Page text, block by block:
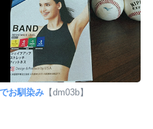
お馴染み 【dm03b】